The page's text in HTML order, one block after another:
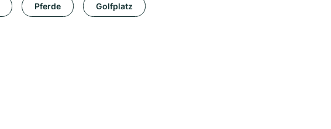
Pferde Golfplatz